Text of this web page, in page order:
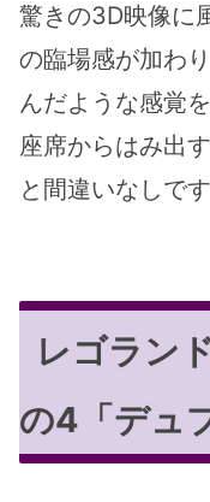
驚きの3D映像に
の臨場感が加わ
んだような感覚
座席からはみ出
と間違いなしです
レゴラン
の4「デュ